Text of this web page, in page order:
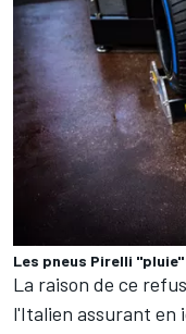
Les pneus Pirelli
La raison de ce
l'Italien assurant en